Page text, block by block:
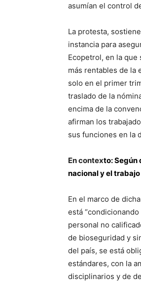
asumían el control
La protesta,
instancia para
Ecopetrol, en la que
más rentables de la
solo en el primer
traslado de la
encima de la
afirman los
sus funciones en la
En contexto:Según
nacional y el
En el marco de
está
personal no
de bioseguridad y
del país, se está
estándares, con la
disciplinarios y de